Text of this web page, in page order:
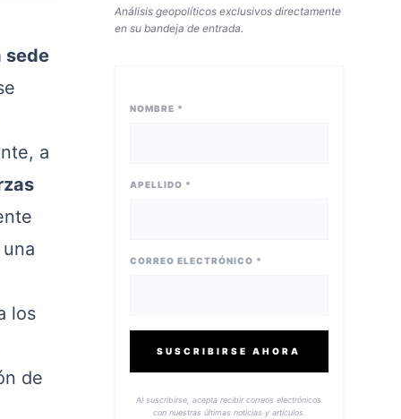
sede
a
los
de
Análisis geopolíticos exclusivos directamente
en su bandeja de entrada.
NOMBRE *
APELLIDO *
CORREO ELECTRÓNICO *
SUSCRIBIRSE AHORA
Al suscribirse, acepta recibir correos electrónicos
con nuestras últimas noticias y artículos.